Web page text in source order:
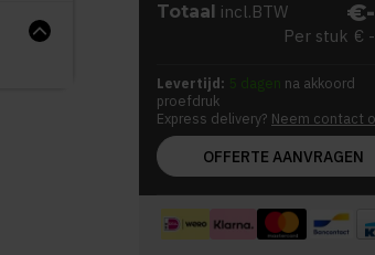
Totaal incl.BTW
Per stuk €
Levertijd: 5 dagen na akkoord
proefdruk
Express delivery? Neem contact
OFFERTE AANVRAGEN